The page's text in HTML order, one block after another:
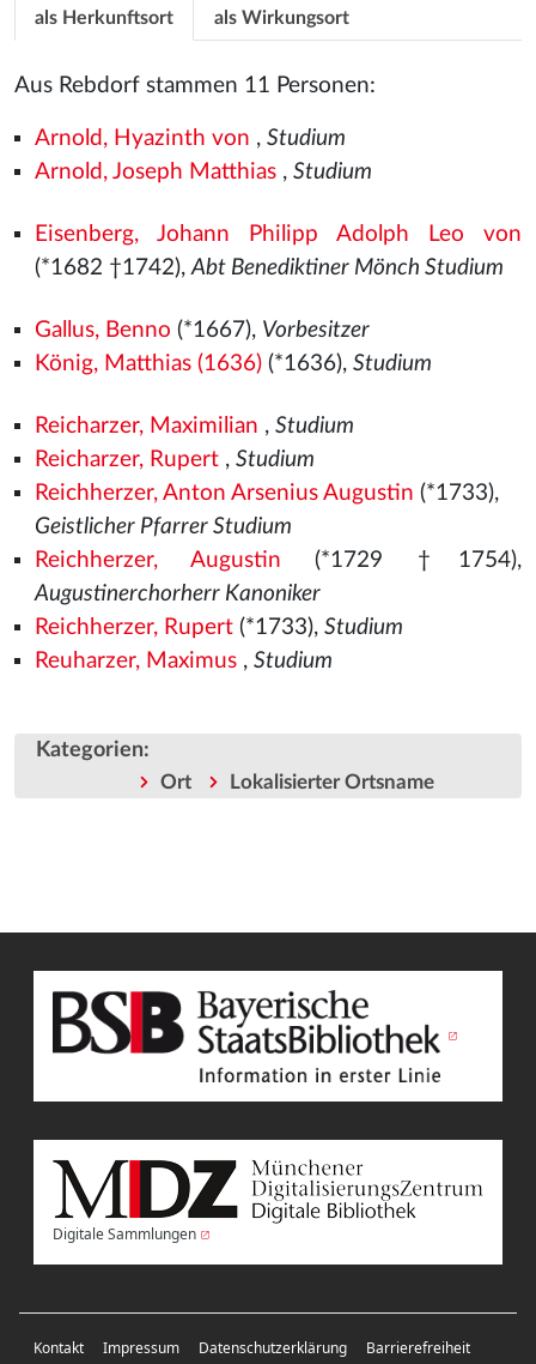
als Herkunftsort als Wirkungsort
Aus Rebdorf stammen 11 Personen:
Arnold, Hyazinth von , Studium
Arnold, Joseph Matthias, Studium
Eisenberg, Johann Philipp Adolph Leo von
(*1682 †1742),Abt Benediktiner Mönch Studium
Gallus, Benno (*1667), Vorbesitzer
König, Matthias (1636)(*1636), Studium
Reicharzer, Maximilian , Studium
Reicharzer, Rupert, Studium
Reichherzer, Anton Arsenius Augustin (*1733),
Geistlicher Pfarrer Studium
Reichherzer, Augustin (*1729 †1754),
Augustinerchorherr Kanoniker
Reichherzer, Rupert(*1733), Studium
Reuharzer, Maximus, Studium
Kategorien:
Ort Lokalisierter Ortsname
Digitale Sammlungen
Kontakt Impressum Datenschutzerklärung Barrierefreiheit